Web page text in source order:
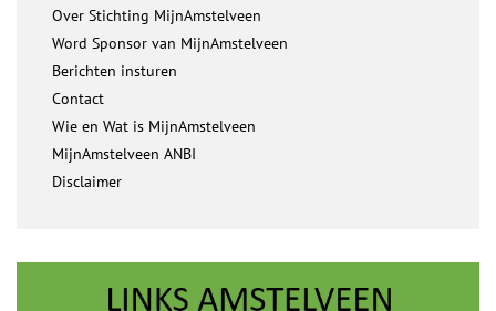
Over Stichting MijnAmstelveen
Word Sponsor van MijnAmstelveen
Berichten insturen
Contact
Wie en Wat is MijnAmstelveen
MijnAmstelveen ANBI
Disclaimer